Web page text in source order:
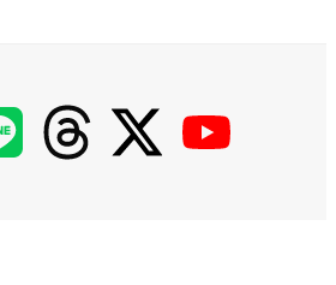
】
【LINE】 【threads】 【Twitter】